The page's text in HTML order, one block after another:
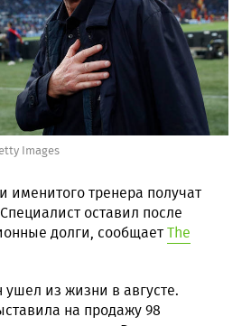
Images
именитого тренера получат
оставил после
долги, сообщаетThe
ушел из жизни в августе.
на продажу 98